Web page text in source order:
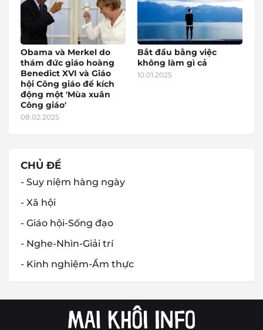
Obama và Merkel do
thám đức giáo hoàng
Benedict XVI và Giáo
hội Công giáo để kích
động một 'Mùa xuân
Công giáo'
08.02.2025
Bắt đầu bằng việc
không làm gì cả
10.01.2025
CHỦ ĐỀ
- Suy niệm hàng ngày
- Xã hội
- Giáo hội-Sống đạo
- Nghe-Nhìn-Giải trí
- Kinh nghiệm-Ẩm thực